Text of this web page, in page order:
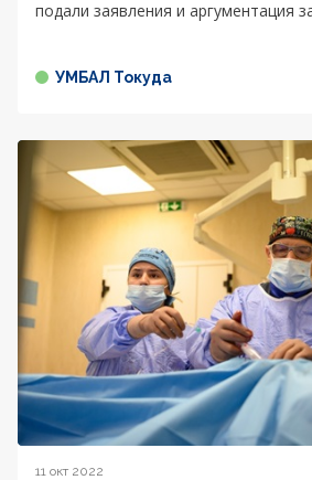
подали заявления и аргументация
УМБАЛ Токуда
11 окт 2022